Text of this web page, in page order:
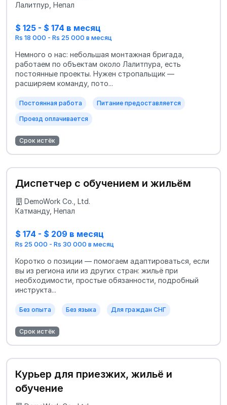
Лалитпур, Непал
$ 125 - $ 174 в месяц
Rs 18 000 - Rs 25 000 в месяц
Немного о нас: небольшая монтажная бригада,
работаем по объектам около Лалитпура, есть
постоянные проекты. Нужен стропальщик —
расширяем команду, пото...
Постоянная работа Питание предоставляется
Проезд оплачивается
Срок истёк
Диспетчер с обучением и жильём
DemoWork Co., Ltd.
Катманду, Непал
$ 174 - $ 209 в месяц
Rs 25 000 - Rs 30 000 в месяц
Коротко о позиции — помогаем адаптироваться, если
вы из региона или из других стран: жильё при
необходимости, простые обязанности, подробный
инструкта...
Без опыта Без языка Для граждан СНГ
Срок истёк
Курьер для приезжих, жильё и
обучение